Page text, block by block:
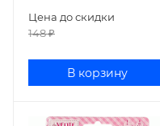
Цена до скидки
148₽
В корзину